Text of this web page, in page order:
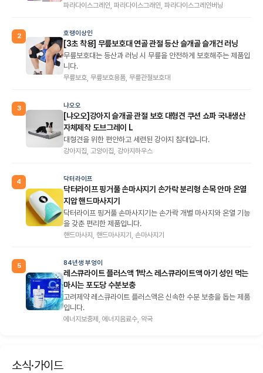
파라다이스그레인, 파라다이스그래인, 파라다이스그레인버닝
2 호랭이상인
[3초 착용] 무릎보호대 연골 관절 등산 슬개골 슬개건 러닝
무릎보호대는 등산과 러닝 시 무릎을 안전하게 보호해주는 제품입
니다.
무릎보호, 무릎보호용품, 무릎관절보호대
3 냐오오
[냐오오]강아지 슬개골 관절 보호 대형견 쿠션 쇼파 국내생산
자체제작 도브그레이 L
대형견을 위한 편안하고 세련된 강아지 침대입니다.
강아지집, 고양이집, 강아지하우스
4 닥터라이프
닥터라이프 핑거풀 손마사지기 손가락 분리형 손목 안마 온열
지압 핸드마사지기
닥터라이프 핑거풀 손마사지기는 손가락 개별 마사지와 온열 기능
을 갖춘 편리한 제품입니다.
핸드마사지, 핸드마사지기, 손마사지기
5 84년생 부엉이
레스큐라이트 플러스액 1박스 레스큐라이트액 아기 성인 먹는
마시는 포도당 수분보충
고려제약 레스큐라이트 플러스액은 신속한 수분 보충을 돕는 제품
입니다.
에너지보충제, 에너지음료수, 약국
소식·가이드